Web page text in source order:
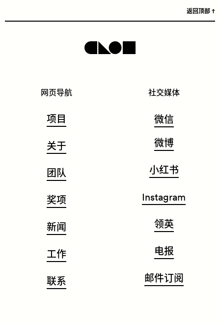
返回顶部
网页导航
项目
关于
团队
奖项
新闻
工作
联系
社交媒体
微信
微博
小红书
Instagram
领英
电报
邮件订阅